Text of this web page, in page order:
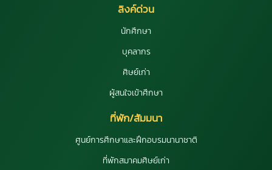
ลิงค์ด่วน
นักศึกษา
บุคลากร
ศิษย์เก่า
ผู้สนใจเข้าศึกษา
ที่พัก/สัมมนา
ศูนย์การศึกษาและฝึกอบรมนานาชาติ
ที่พักสมาคมศิษย์เก่า